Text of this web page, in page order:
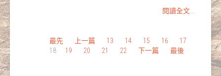
閱讀全文...
最先 上一篇 13 14 15 16
17
18
19 20 21 22 下一篇 最後